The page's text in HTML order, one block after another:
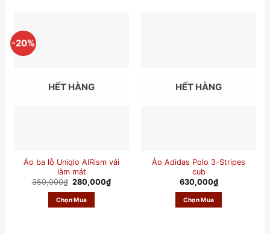
-20%
HẾT HÀNG
Áo ba lỗ Uniqlo AIRism vải
làm mát
350,000₫ G
á
g
ố
280,000₫G
Chọn Mua
HẾT HÀNG
Áo Adidas Polo 3-Stripes
cub
630,000₫
Chọn Mua